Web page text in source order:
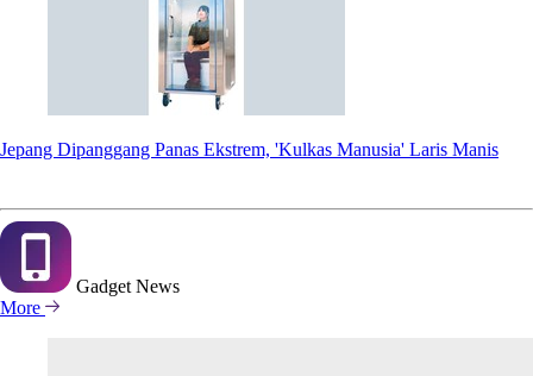
Jepang Dipanggang Panas Ekstrem, 'Kulkas Manusia' Laris Manis
Gadget News
More